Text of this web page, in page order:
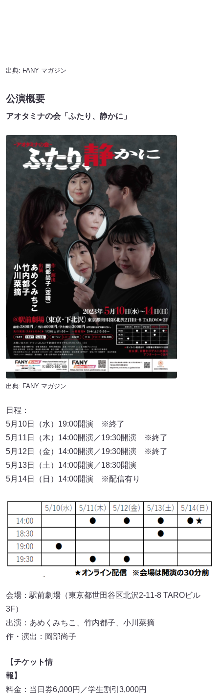
出典: FANY マガジン
公演概要
アオタミナの会「ふたり、静かに」
出典: FANY マガジン
日程：
5月10日（水）19:00開演 ※終了
5月11日（木）14:00開演／19:30開演 ※終了
5月12日（金）14:00開演／19:30開演 ※終了
5月13日（土）14:00開演／18:30開演
5月14日（日）14:00開演 ※配信有り
会場：駅前劇場（東京都世田谷区北沢2-11-8 TAROビル
3F）
出演：あめくみちこ、竹内都子、小川菜摘
作・演出：岡部尚子
【チケット情
報】
料金：当日券6,000円／学生割引3,000円